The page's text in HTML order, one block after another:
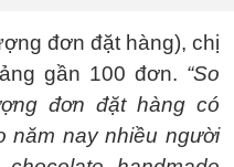
đơn đặt hàng), chị
gần 100 đơn. “So
đơn đặt hàng có
năm nay nhiều người